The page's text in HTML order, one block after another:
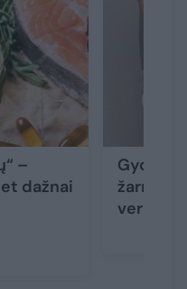
–
dažnai
žarnyno
verčia